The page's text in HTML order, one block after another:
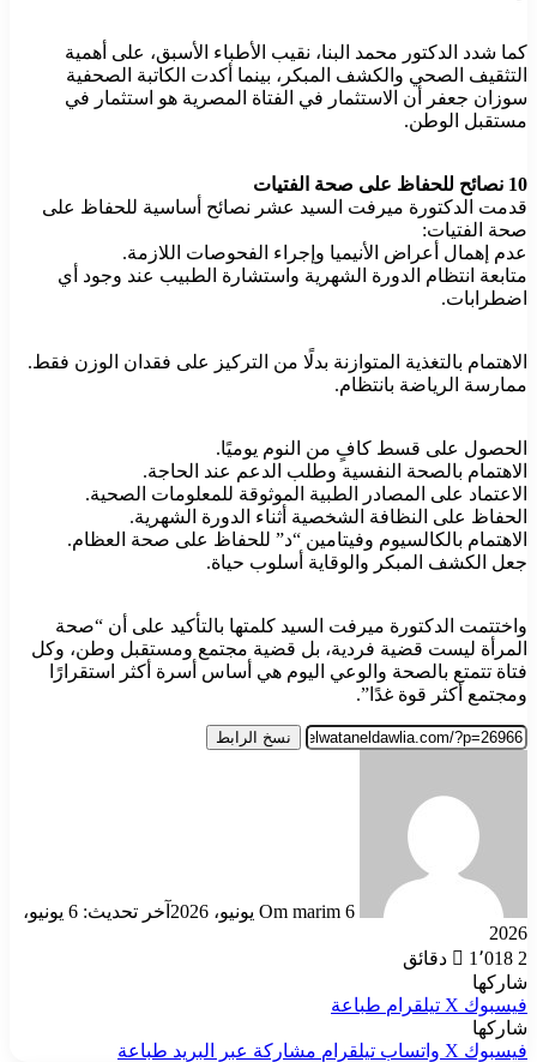
كما شدد الدكتور محمد البنا، نقيب الأطباء الأسبق، على أهمية
التثقيف الصحي والكشف المبكر، بينما أكدت الكاتبة الصحفية
سوزان جعفر أن الاستثمار في الفتاة المصرية هو استثمار في
مستقبل الوطن.
10 نصائح للحفاظ على صحة الفتيات
قدمت الدكتورة ميرفت السيد عشر نصائح أساسية للحفاظ على
صحة الفتيات:
عدم إهمال أعراض الأنيميا وإجراء الفحوصات اللازمة.
متابعة انتظام الدورة الشهرية واستشارة الطبيب عند وجود أي
اضطرابات.
الاهتمام بالتغذية المتوازنة بدلًا من التركيز على فقدان الوزن فقط.
ممارسة الرياضة بانتظام.
الحصول على قسط كافٍ من النوم يوميًا.
الاهتمام بالصحة النفسية وطلب الدعم عند الحاجة.
الاعتماد على المصادر الطبية الموثوقة للمعلومات الصحية.
الحفاظ على النظافة الشخصية أثناء الدورة الشهرية.
الاهتمام بالكالسيوم وفيتامين “د” للحفاظ على صحة العظام.
جعل الكشف المبكر والوقاية أسلوب حياة.
واختتمت الدكتورة ميرفت السيد كلمتها بالتأكيد على أن “صحة
المرأة ليست قضية فردية، بل قضية مجتمع ومستقبل وطن، وكل
فتاة تتمتع بالصحة والوعي اليوم هي أساس أسرة أكثر استقرارًا
ومجتمع أكثر قوة غدًا”.
نسخ الرابط
Om marim 6 يونيو، 2026
آخر تحديث: 6 يونيو،
2026
1٬018 2 دقائق
شاركها
فيسبوك ‫X تيلقرام طباعة
شاركها
فيسبوك ‫X واتساب تيلقرام مشاركة عبر البريد طباعة